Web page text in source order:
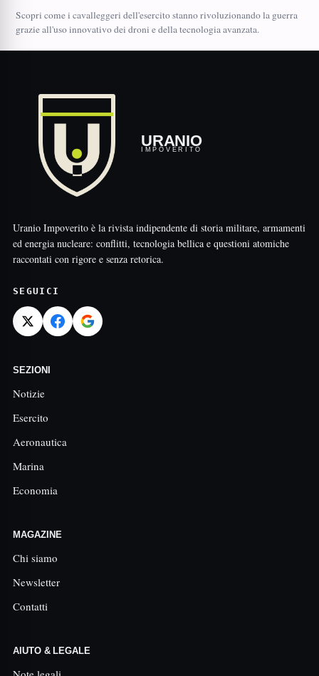
Scopri come i cavalleggeri dell'esercito stanno rivoluzionando la guerra
grazie all'uso innovativo dei droni e della tecnologia avanzata.
URANIO
IMPOVERITO
Uranio Impoverito è la rivista indipendente di storia militare, armamenti
ed energia nucleare: conflitti, tecnologia bellica e questioni atomiche
raccontati con rigore e senza retorica.
SEGUICI
SEZIONI
Notizie
Esercito
Aeronautica
Marina
Economia
MAGAZINE
Chi siamo
Newsletter
Contatti
AIUTO & LEGALE